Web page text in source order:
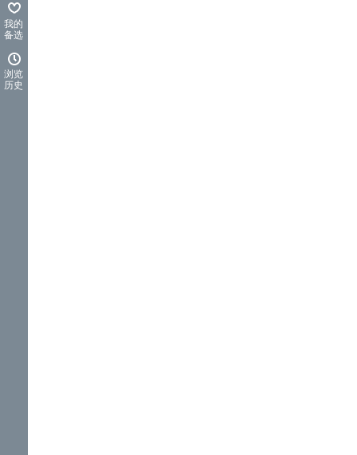
我的
备选
浏览
历史